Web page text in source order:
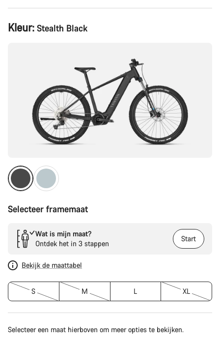
Productconfiguratie
Kleur: Stealth Black
Selecteer framemaat
Wat is mijn maat?
Ontdek het in 3 stappen
Start
Bekijk de maattabel
S M L XL
Selecteer een maat hierboven om meer opties te bekijken.